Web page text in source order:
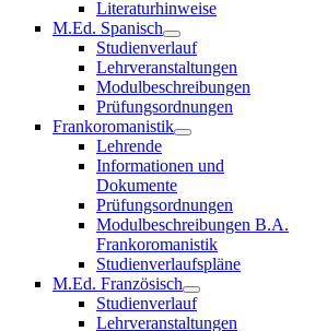
Literaturhinweise
M.Ed. Spanisch
Studienverlauf
Lehrveranstaltungen
Modulbeschreibungen
Prüfungsordnungen
Frankoromanistik
Lehrende
Informationen und
Dokumente
Prüfungsordnungen
Modulbeschreibungen B.A.
Frankoromanistik
Studienverlaufspläne
M.Ed. Französisch
Studienverlauf
Lehrveranstaltungen